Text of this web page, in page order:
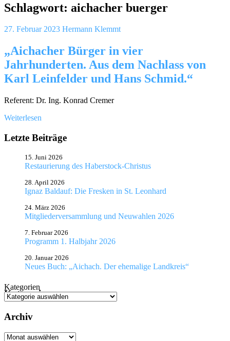
Schlagwort: aichacher buerger
27. Februar 2023 Hermann Klemmt
„Aichacher Bürger in vier
Jahrhunderten. Aus dem Nachlass von
Karl Leinfelder und Hans Schmid.“
Referent: Dr. Ing. Konrad Cremer
Weiterlesen
Letzte Beiträge
Restaurierung des Haberstock-Christus
15. Juni 2026
Ignaz Baldauf: Die Fresken in St. Leonhard
28. April 2026
Mitgliederversammlung und Neuwahlen 2026
24. März 2026
Programm 1. Halbjahr 2026
7. Februar 2026
Neues Buch: „Aichach. Der ehemalige Landkreis“
20. Januar 2026
Kategorien
Kategorien
Archiv
Archiv